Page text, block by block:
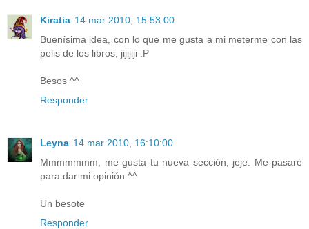
Kiratia 14 mar 2010, 15:53:00
Buenísima idea, con lo que me gusta a mi meterme con las
pelis de los libros, jijijiji :P
Besos ^^
Responder
Leyna 14 mar 2010, 16:10:00
Mmmmmmm, me gusta tu nueva sección, jeje. Me pasaré
para dar mi opinión ^^
Un besote
Responder